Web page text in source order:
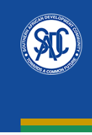
main
content